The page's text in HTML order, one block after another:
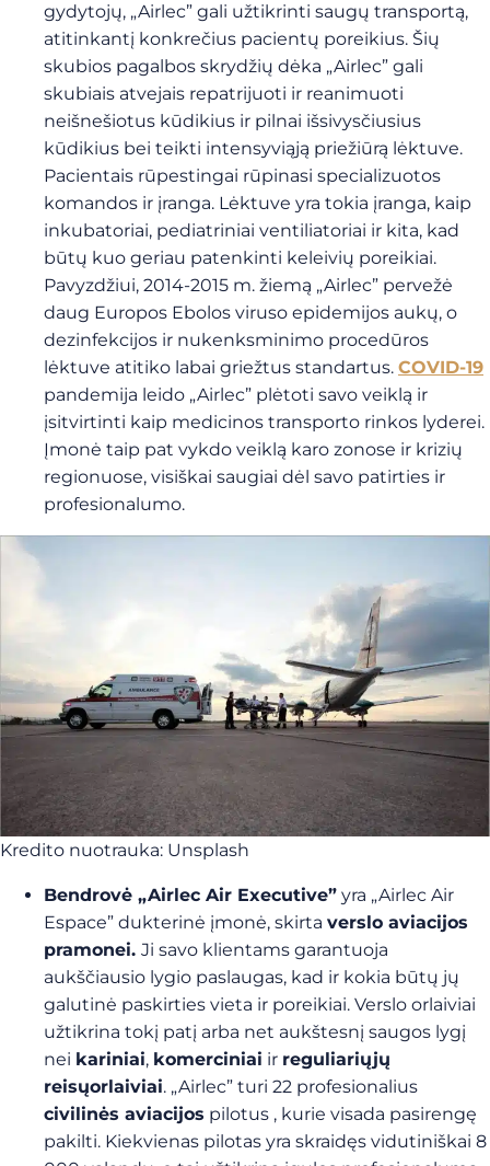
gydytojų, „Airlec” gali užtikrinti saugų transportą,
atitinkantį konkrečius pacientų poreikius. Šių
skubios pagalbos skrydžių dėka „Airlec” gali
skubiais atvejais repatrijuoti ir reanimuoti
neišnešiotus kūdikius ir pilnai išsivysčiusius
kūdikius bei teikti intensyviąją priežiūrą lėktuve.
Pacientais rūpestingai rūpinasi specializuotos
komandos ir įranga. Lėktuve yra tokia įranga, kaip
inkubatoriai, pediatriniai ventiliatoriai ir kita, kad
būtų kuo geriau patenkinti keleivių poreikiai.
Pavyzdžiui, 2014-2015 m. žiemą „Airlec” pervežė
daug Europos Ebolos viruso epidemijos aukų, o
dezinfekcijos ir nukenksminimo procedūros
lėktuve atitiko labai griežtus standartus. COVID-19
pandemija leido „Airlec” plėtoti savo veiklą ir
įsitvirtinti kaip medicinos transporto rinkos lyderei.
Įmonė taip pat vykdo veiklą karo zonose ir krizių
regionuose, visiškai saugiai dėl savo patirties ir
profesionalumo.
Kredito nuotrauka: Unsplash
Bendrovė „Airlec Air Executive” yra „Airlec Air
Espace” dukterinė įmonė, skirta verslo aviacijos
pramonei. Ji savo klientams garantuoja
aukščiausio lygio paslaugas, kad ir kokia būtų jų
galutinė paskirties vieta ir poreikiai. Verslo orlaiviai
užtikrina tokį patį arba net aukštesnį saugos lygį
nei kariniai, komerciniai ir reguliariųjų
reisųorlaiviai. „Airlec” turi 22 profesionalius
civilinės aviacijos pilotus , kurie visada pasirengę
pakilti. Kiekvienas pilotas yra skraidęs vidutiniškai 8